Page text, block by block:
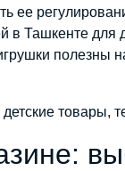
ее
в Ташкенте
полезны
товары,